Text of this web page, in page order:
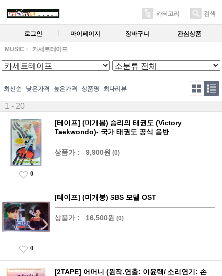
카테고리 검색
로그인 마이페이지 장바구니 관심상품
MUSIC 카세트테이프
최신순 낮은가격 높은가격 상품명 최다리뷰
1 - 20
[테이프] (미개봉) 승리의 태권도 (Victory
Taekwondo)- 국가 태권도 공식 음반
상품가 : 9,900원 (0)
0
[테이프] (미개봉) SBS 모델 OST
상품가 : 16,500원 (0)
0
[2TAPE] 어머니 (원작.연출: 이윤택/ 소리연기: 손